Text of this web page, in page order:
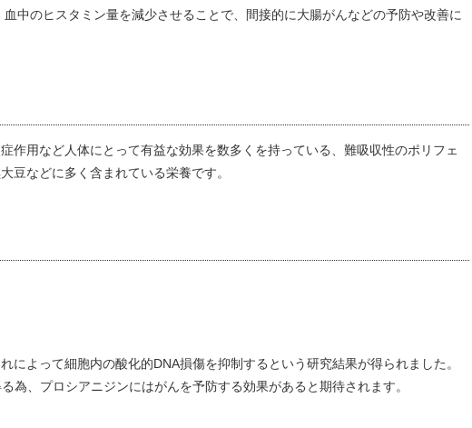
中のヒスタミン量を減少させることで、間接的に大腸がんなどの予防や改善に
作用など人体にとって有益な効果を数多くを持っている、難吸収性のポリフェ
豆などに多く含まれている栄養です。
によって細胞内の酸化的DNA損傷を抑制するという研究結果が得られました。
為、プロシアニジンにはがんを予防する効果があると期待されます。